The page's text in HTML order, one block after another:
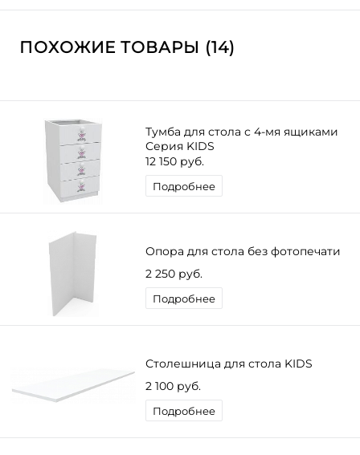
ПОХОЖИЕ ТОВАРЫ (14)
Тумба для стола с 4-мя ящиками
Серия KIDS
12 150 руб.
Подробнее
Опора для стола без фотопечати
2 250 руб.
Подробнее
Столешница для стола KIDS
2 100 руб.
Подробнее